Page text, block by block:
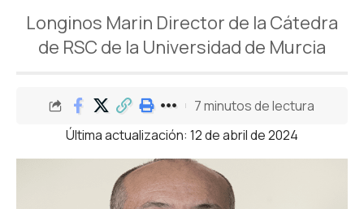
Longinos Marin Director de la Cátedra
de RSC de la Universidad de Murcia
Última actualización: 12 de abril de 2024
7 minutos de lectura